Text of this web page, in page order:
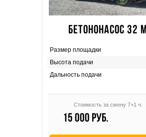
БЕТОНОНАСОС 32 М
Размер площадки
Высота подачи
Дальность подачи
Стоимость за смену 7+1 ч.
15 000 руб.